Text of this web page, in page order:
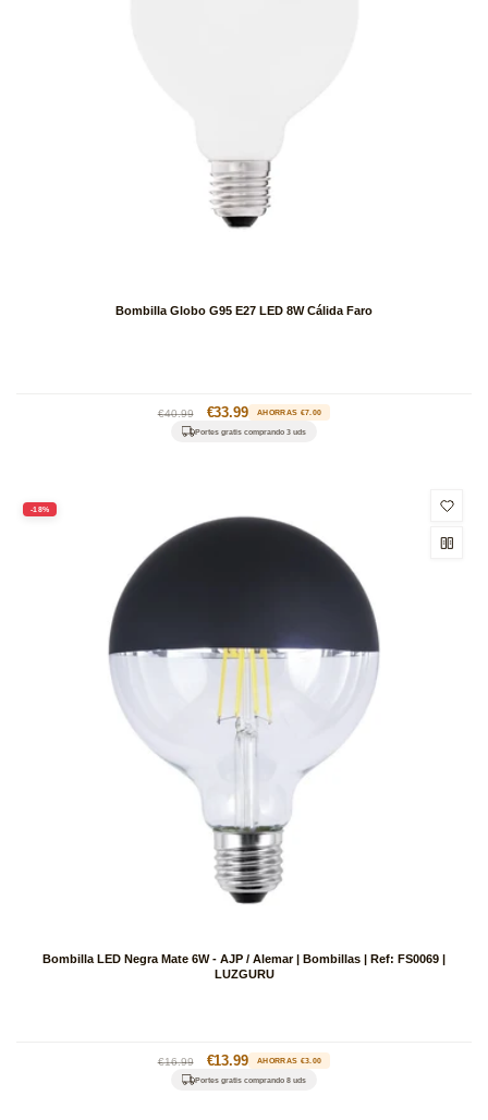
Bombilla Globo G95 E27 LED 8W Cálida Faro
Precio
habitual
€40.99
Precio
de
€33.99 AHORRAS €7.00
Portes gratis comprando 3 uds
-18%
Bombilla LED Negra Mate 6W - AJP / Alemar | Bombillas | Ref: FS0069 |
LUZGURU
Precio
habitual
€16.99
Precio
de
€13.99 AHORRAS €3.00
Portes gratis comprando 8 uds